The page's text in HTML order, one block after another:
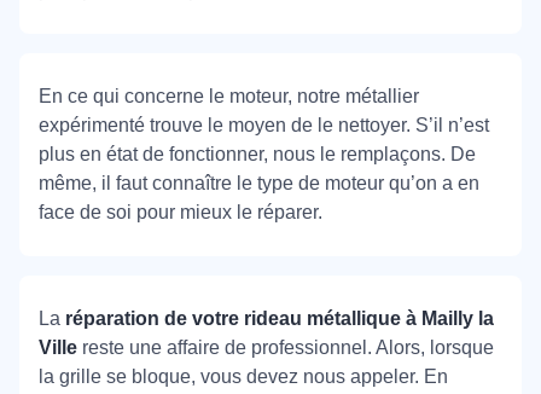
En ce qui concerne le moteur, notre métallier
expérimenté trouve le moyen de le nettoyer. S’il n’est
plus en état de fonctionner, nous le remplaçons. De
même, il faut connaître le type de moteur qu’on a en
face de soi pour mieux le réparer.
La réparation de votre rideau métallique à Mailly la
Ville reste une affaire de professionnel. Alors, lorsque
la grille se bloque, vous devez nous appeler. En